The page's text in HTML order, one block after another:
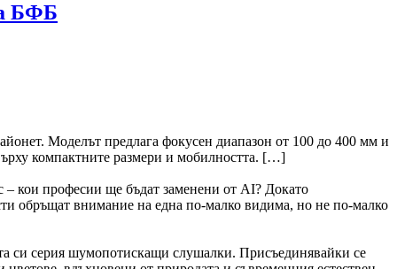
БФБ
Моделът предлага фокусен диапазон от 100 до 400 мм и
компактните размери и мобилността. […]
– кои професии ще бъдат заменени от AI? Докато
обръщат внимание на една по-малко видима, но не по-малко
си серия шумопотискащи слушалки. Присъединявайки се